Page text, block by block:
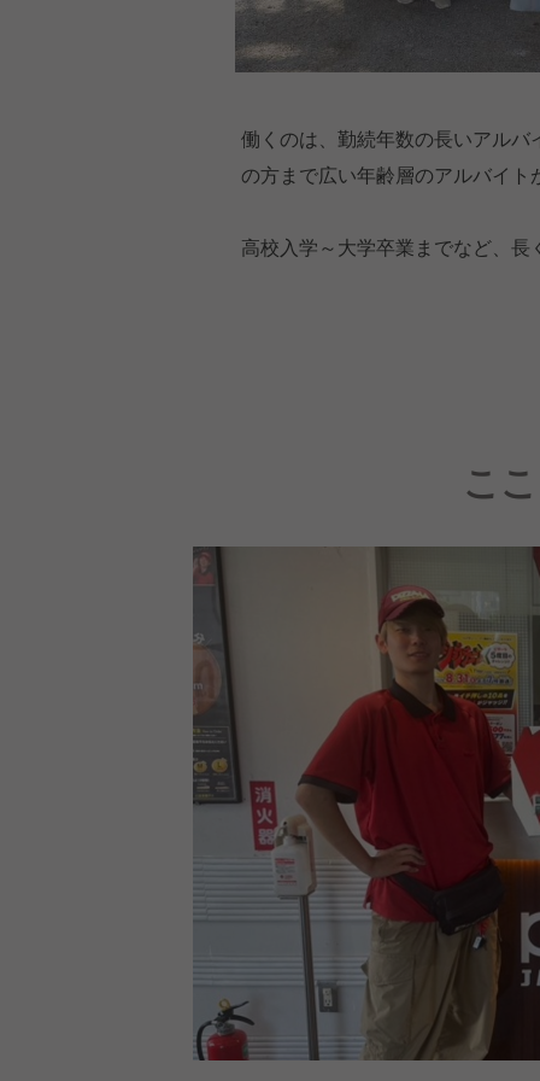
働くのは、勤続年数の長いアル
の方まで広い年齢層のアルバイト
高校入学～大学卒業までなど、
こ